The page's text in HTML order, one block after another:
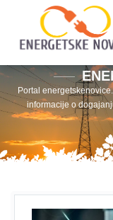
Portal
informacije o